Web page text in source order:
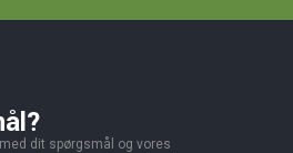
dit spørgsmål og vores